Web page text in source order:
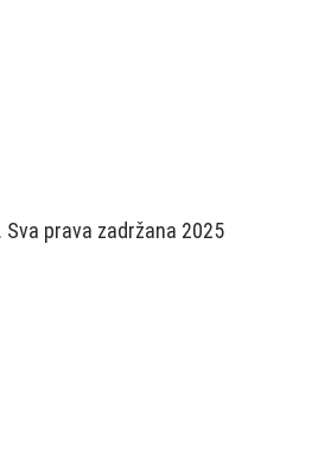
prava zadržana 2025